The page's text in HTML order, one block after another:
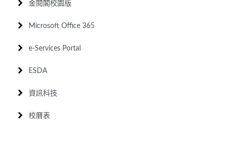
金閱閣校園版
Microsoft Office 365
e-Services Portal
ESDA
資訊科技
校曆表